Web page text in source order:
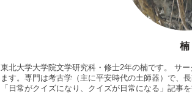
楠
東北大学大学院文学研究科・修士2年の楠です。 サークルでクイズをやったり、小説を書いたりしてい
ます。専門は考古学（主に平安時代の土師器）で、
「日常がクイズになり、クイズが日常になる」記事